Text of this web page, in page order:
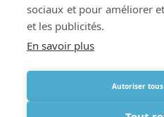
mundo
Cookies et
Webmaster
sociaux et pour améliorer
et les publicités.
En savoir plus
Autoriser tous